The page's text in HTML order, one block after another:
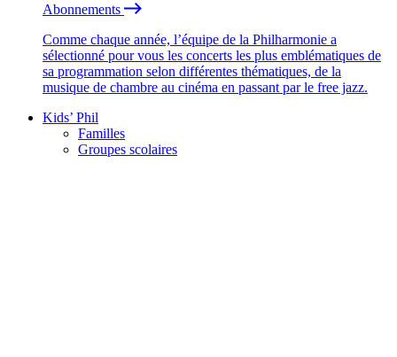
Abonnements
Comme chaque année, l’équipe de la Philharmonie a
sélectionné pour vous les concerts les plus emblématiques de
sa programmation selon différentes thématiques, de la
musique de chambre au cinéma en passant par le free jazz.
Kids’ Phil
Familles
Groupes scolaires